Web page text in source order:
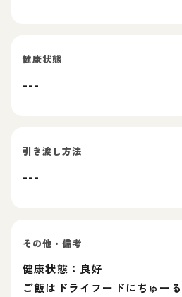
健康状態
---
引き渡し方法
---
その他・備考
健康状態：良好
ご飯はドライフードにちゅー